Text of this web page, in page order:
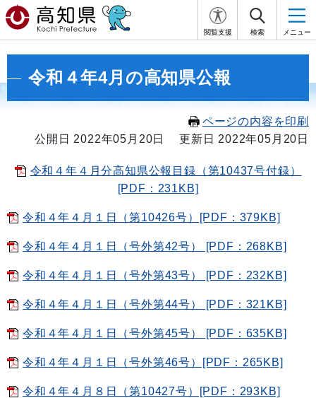
閲覧支援 検索 メニュー
令和４年4月の高知県公報
ページの内容を印刷
公開日 2022年05月20日
更新日 2022年05月20日
令和４年４月分高知県公報目録（第10437号付録）
[PDF：231KB]
令和４年４月１日（第10426号）[PDF：379KB]
令和４年４月１日（号外第42号） [PDF：268KB]
令和４年４月１日（号外第43号） [PDF：232KB]
令和４年４月１日（号外第44号） [PDF：321KB]
令和４年４月１日（号外第45号） [PDF：635KB]
令和４年４月１日（号外第46号）[PDF：265KB]
令和４年４月８日（第10427号）[PDF：293KB]